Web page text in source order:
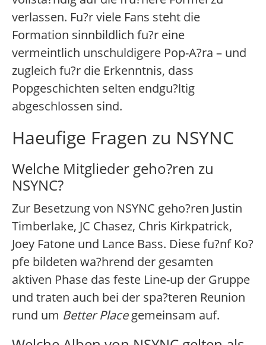
verlassen. Fu?r viele Fans steht die
Formation sinnbildlich fu?r eine
vermeintlich unschuldigere Pop-A?ra – und
zugleich fu?r die Erkenntnis, dass
Popgeschichten selten endgu?ltig
abgeschlossen sind.
Haeufige Fragen zu NSYNC
Welche Mitglieder geho?ren zu
NSYNC?
Zur Besetzung von NSYNC geho?ren Justin
Timberlake, JC Chasez, Chris Kirkpatrick,
Joey Fatone und Lance Bass. Diese fu?nf Ko?
pfe bildeten wa?hrend der gesamten
aktiven Phase das feste Line-up der Gruppe
und traten auch bei der spa?teren Reunion
rund um Better Placegemeinsam auf.